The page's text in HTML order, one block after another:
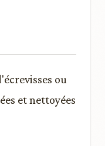
ou
et nettoyées